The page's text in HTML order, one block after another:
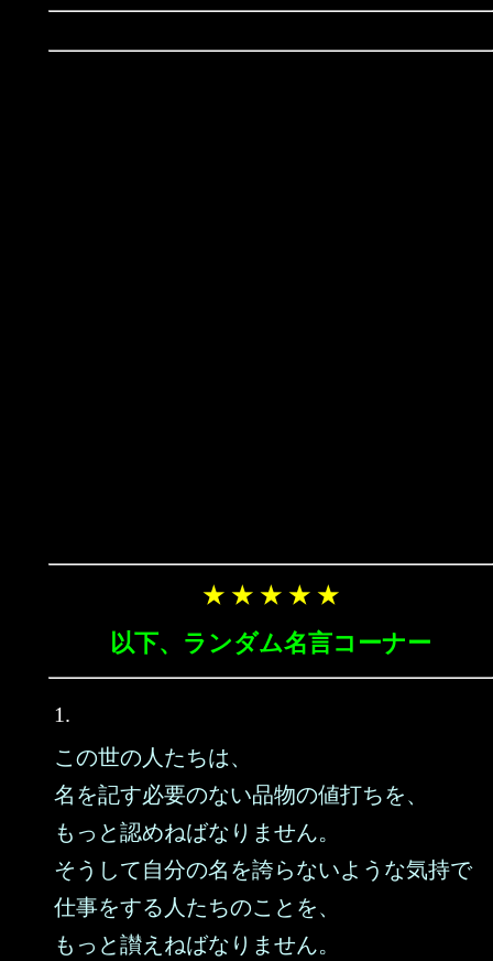
★ ★ ★ ★ ★
以下、ランダム名言コーナー
1.
この世の人たちは、
名を記す必要のない品物の値打ちを、
もっと認めねばなりません。
そうして自分の名を誇らないような気持で
仕事をする人たちのことを、
もっと讃えねばなりません。